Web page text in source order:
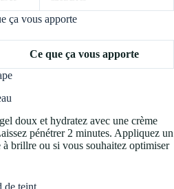
ça vous apporte
Ce que ça vous apporte
doux et hydratez avec une crème
pénétrer 2 minutes. Appliquez un
brillre ou si vous souhaitez optimiser
de teint